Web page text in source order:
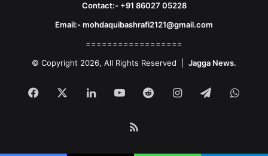
Contact:- +91 86027 05228
Email:- mohdaquibashrafi2121@gmail.com
==================
© Copyright 2026, All Rights Reserved | Jagga News.
Facebook LinkedInYouTubeRedditInstagram
Telegram
RSS